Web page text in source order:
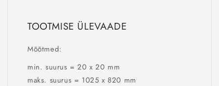
TOOTMISE ÜLEVAADE
Mõõtmed:
min. suurus = 20 x 20 mm
maks. suurus = 1025 x 820 mm